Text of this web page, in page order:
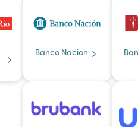
Banco Nacion